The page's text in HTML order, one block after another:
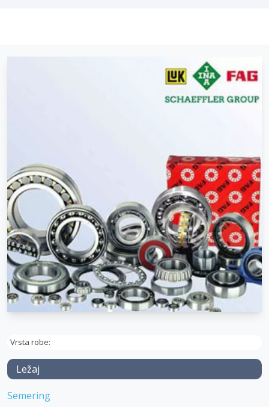
Vrsta robe:
Ležaj
Semering